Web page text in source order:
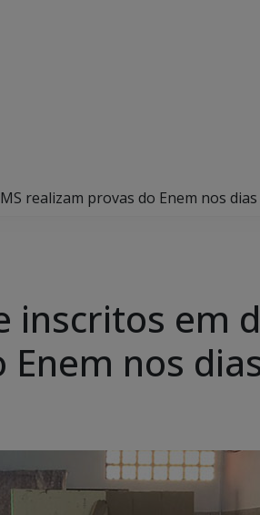
realizam provas do Enem nos dias
inscritos em
nos